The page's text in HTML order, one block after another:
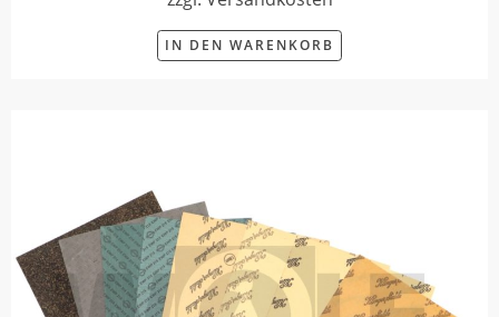
IN DEN WARENKORB